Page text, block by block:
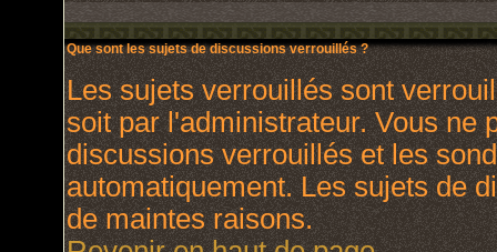
Que sont les sujets de discussions verrouillés ?
Les sujets verrouillés sont
soit par l'administrateur. Vous ne
discussions verrouillés et les
automatiquement. Les sujets de
de maintes raisons.